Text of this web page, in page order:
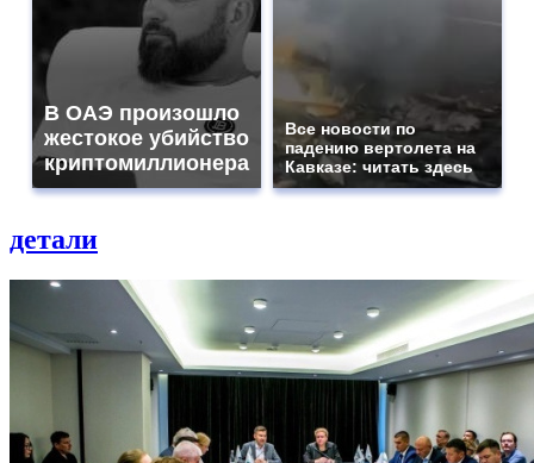
В ОАЭ произошло
жестокое убийство
криптомиллионера
Все новости по
падению вертолета на
Кавказе: читать здесь
детали